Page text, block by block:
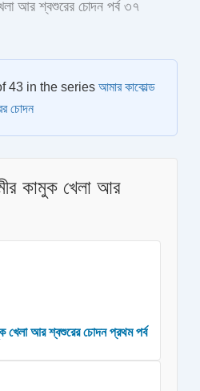
আর শ্বশুরের চোদন পর্ব ৩৭
43 in the series আমার কাকোল্ড
চোদন
কামুক খেলা আর
খেলা আর শ্বশুরের চোদন প্রথম পর্ব